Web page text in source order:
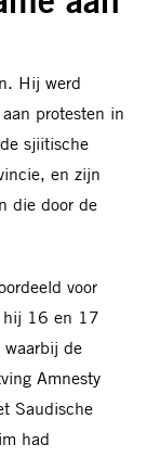
Hij werd
protesten in
sjiitische
en zijn
die door de
voor
hij 16 en 17
waarbij de
Amnesty
Saudische
had